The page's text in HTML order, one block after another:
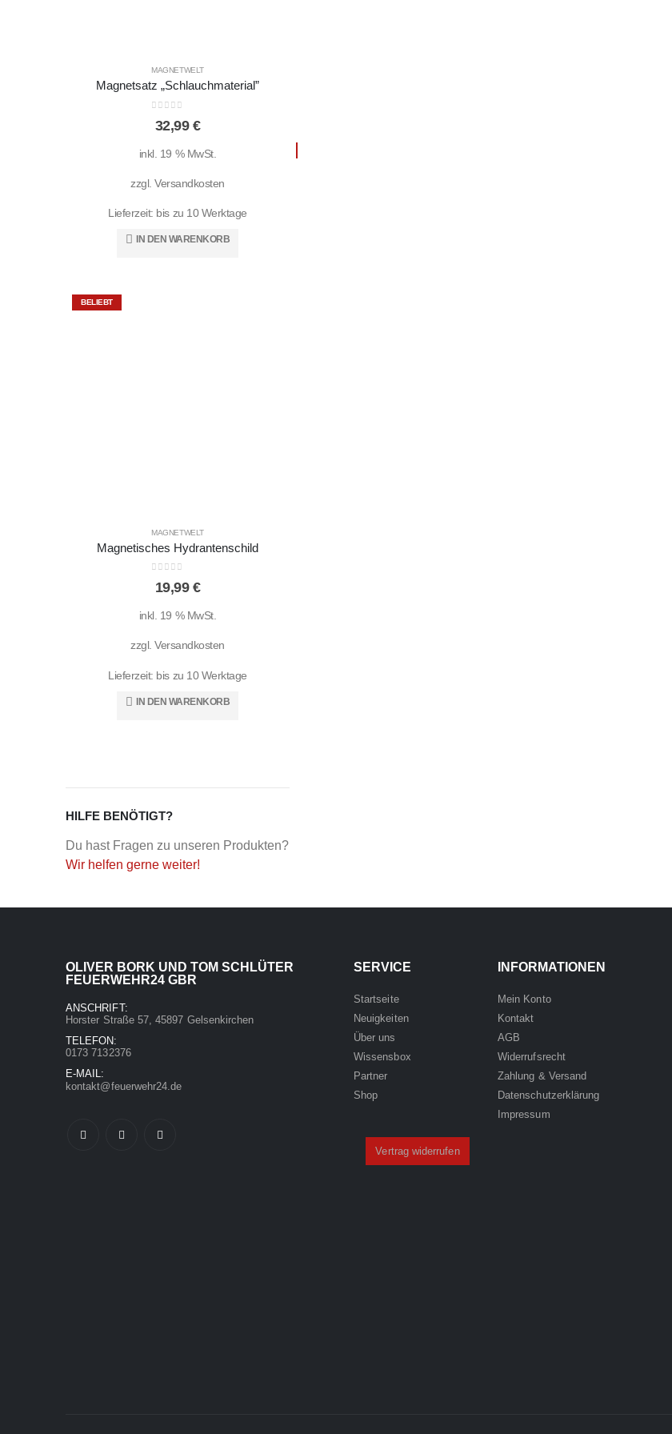
MAGNETWELT
Magnetsatz „Schlauchmaterial”
32,99 €
inkl. 19 % MwSt.
zzgl.Versandkosten
Lieferzeit: bis zu 10 Werktage
IN DEN WARENKORB
BELIEBT
MAGNETWELT
Magnetisches Hydrantenschild
19,99 €
inkl. 19 % MwSt.
zzgl.Versandkosten
Lieferzeit: bis zu 10 Werktage
IN DEN WARENKORB
HILFE BENÖTIGT?
Du hast Fragen zu unseren Produkten?
Wir helfen gerne weiter!
OLIVER BORK UND TOM SCHLÜTER
FEUERWEHR24 GBR
ANSCHRIFT:
Horster Straße 57, 45897 Gelsenkirchen
TELEFON:
0173 7132376
E-MAIL:
kontakt@feuerwehr24.de
SERVICE
Startseite
Neuigkeiten
Über uns
Wissensbox
Partner
Shop
Vertrag widerrufen
INFORMATIONEN
Mein Konto
Kontakt
AGB
Widerrufsrecht
Zahlung & Versand
Datenschutzerklärung
Impressum